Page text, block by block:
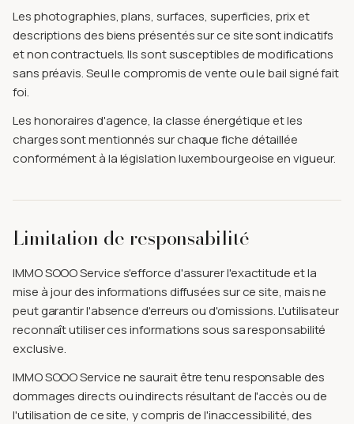
Les photographies, plans, surfaces, superficies, prix et
descriptions des biens présentés sur ce site sont indicatifs
et non contractuels. Ils sont susceptibles de modifications
sans préavis. Seul le compromis de vente ou le bail signé fait
foi.
Les honoraires d'agence, la classe énergétique et les
charges sont mentionnés sur chaque fiche détaillée
conformément à la législation luxembourgeoise en vigueur.
Limitation de responsabilité
IMMO SOOO Service s'efforce d'assurer l'exactitude et la
mise à jour des informations diffusées sur ce site, mais ne
peut garantir l'absence d'erreurs ou d'omissions. L'utilisateur
reconnaît utiliser ces informations sous sa responsabilité
exclusive.
IMMO SOOO Service ne saurait être tenu responsable des
dommages directs ou indirects résultant de l'accès ou de
l'utilisation de ce site, y compris de l'inaccessibilité, des